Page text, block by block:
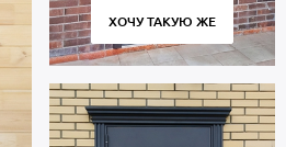
ХОЧУ ТАКУЮ ЖЕ